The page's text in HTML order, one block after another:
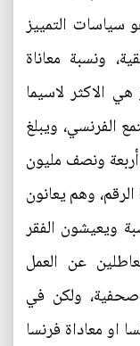
سياسات التمييز
ونسبة معاناة
الاكثر لاسيما
03/0 من المجتمع الفرنسي، ويبلغ
ونصف مليون
وهم يعانون
ويعيشون الفقر
عن العمل
صحفية، ولكن في
او معاداة فرنسا